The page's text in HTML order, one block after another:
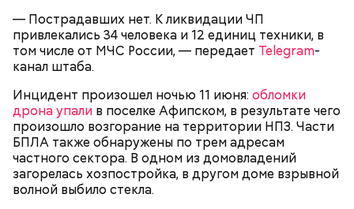
— Пострадавших нет. К ликвидации ЧП
привлекались 34 человека и 12 единиц техники, в
том числе от МЧС России, — передает Telegram-
канал штаба.
Инцидент произошел ночью 11 июня: обломки
дрона упали в поселке Афипском, в результате чего
произошло возгорание на территории НПЗ. Части
БПЛА также обнаружены по трем адресам
частного сектора. В одном из домовладений
загорелась хозпостройка, в другом доме взрывной
волной выбило стекла.
Родственники обналичивали деньги и возвращали
вызвать подозрений у налоговой, Гасанов либо
распределял их между еще несколькими счетами,
либопокупал на них квартиры.
Следующим подопытным стал друг детства